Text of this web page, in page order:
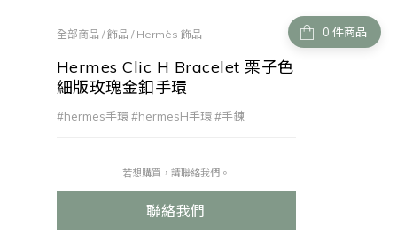
件商品
全部商品 /飾品 / Hermès 飾品
Hermes Clic H Bracelet 栗子色
細版玫瑰金釦手環
#hermes手環 #hermesH手環 #手鍊
若想購買，請聯絡我們。
聯絡我們